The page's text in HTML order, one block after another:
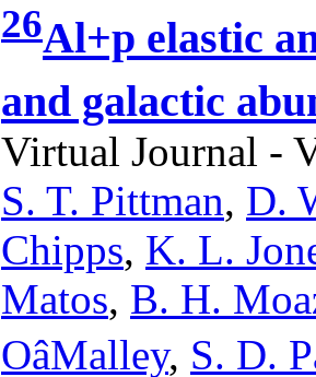
26Al+p elastic
and galactic
Virtual Journal -
S. T. Pittman, D.
Chipps, K. L.
Matos, B. H.
OâMalley, S. D.